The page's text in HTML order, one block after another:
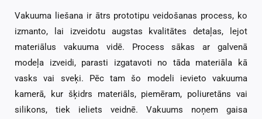
Vakuuma liešana ir ātrs prototipu veidošanas process, ko
izmanto, lai izveidotu augstas kvalitātes detaļas, lejot
materiālus vakuuma vidē. Process sākas ar galvenā
modeļa izveidi, parasti izgatavoti no tāda materiāla kā
vasks vai sveķi. Pēc tam šo modeli ievieto vakuuma
kamerā, kur šķidrs materiāls, piemēram, poliuretāns vai
silikons, tiek ieliets veidnē. Vakuums noņem gaisa